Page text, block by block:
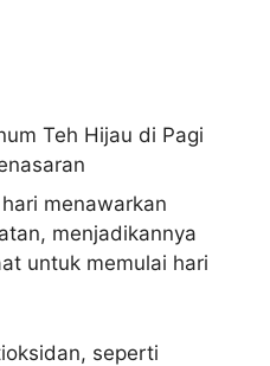
menawarkan
menjadikannya
untuk memulai hari
seperti